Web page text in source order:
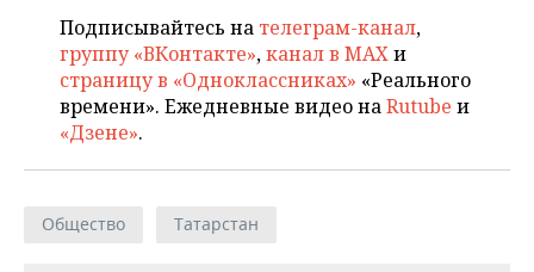
Подписывайтесь на телеграм-канал,
группу «ВКонтакте»,канал в MAXи
страницу в «Одноклассниках» «Реального
времени». Ежедневные видео наRutube и
«Дзене».
Общество Татарстан